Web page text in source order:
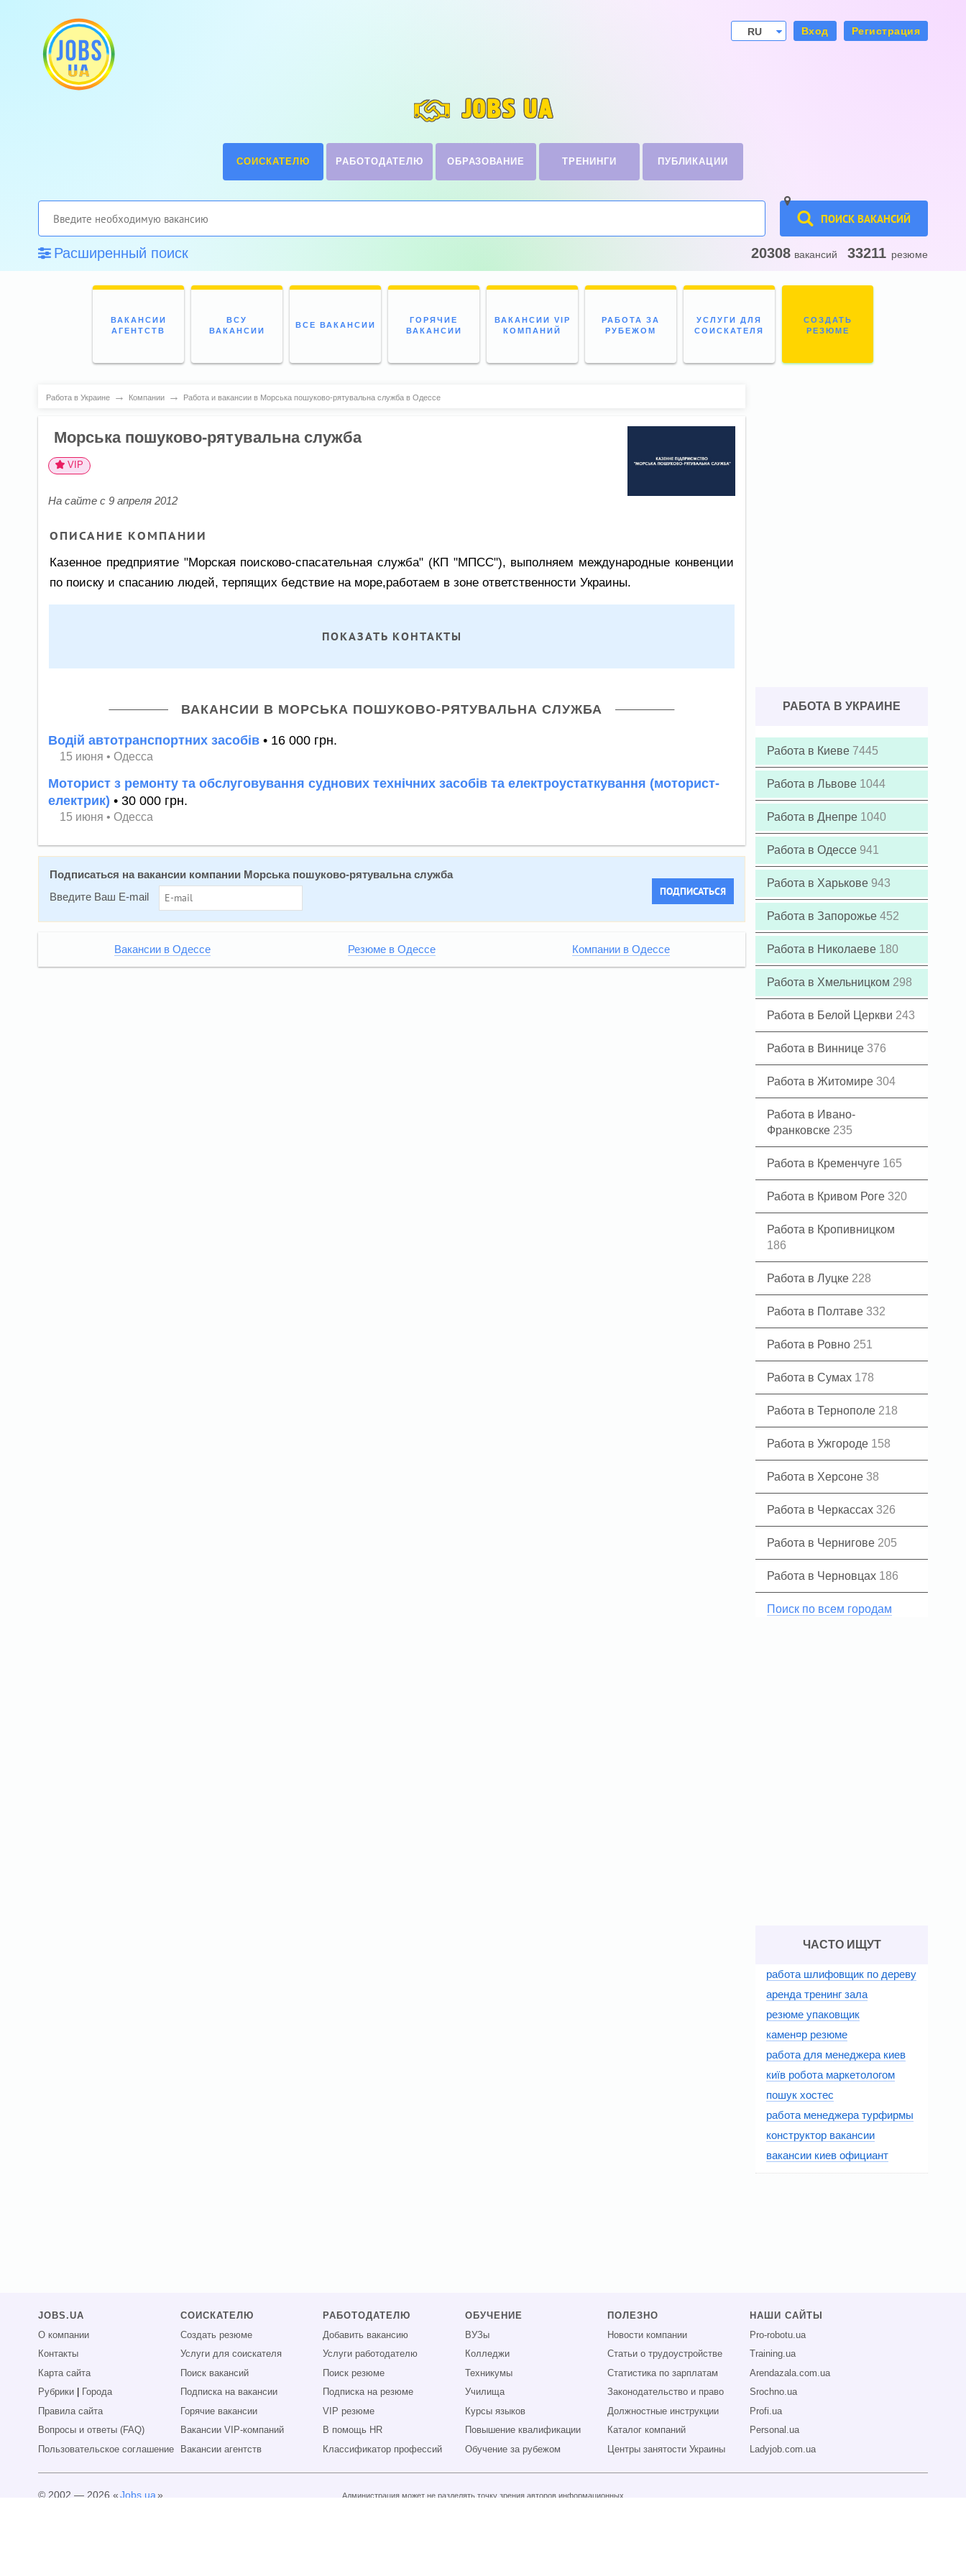
RU
Вход Регистрация
JOBS UA
СОИСКАТЕЛЮ РАБОТОДАТЕЛЮ ОБРАЗОВАНИЕ ТРЕНИНГИ ПУБЛИКАЦИИ
ПОИСК ВАКАНСИЙ
Расширенный поиск 20308 вакансий 33211 резюме
ВАКАНСИИ
АГЕНТСТВ
ВСУ
ВАКАНСИИ
ВСЕ ВАКАНСИИ
ГОРЯЧИЕ
ВАКАНСИИ
ВАКАНСИИ VIP
КОМПАНИЙ
РАБОТА ЗА
РУБЕЖОМ
УСЛУГИ ДЛЯ
СОИСКАТЕЛЯ
СОЗДАТЬ
РЕЗЮМЕ
Работа в Украине → Компании → Работа и вакансии в Морська пошуково-рятувальна служба в Одессе
Морська пошуково-рятувальна служба
VIP
На сайте с 9 апреля 2012
ОПИСАНИЕ КОМПАНИИ
Казенное предприятие "Морская поисково-спасательная служба" (КП "МПСС"), выполняем международные конвенции
по поиску и спасанию людей, терпящих бедствие на море,работаем в зоне ответственности Украины.
ПОКАЗАТЬ КОНТАКТЫ
ВАКАНСИИ В МОРСЬКА ПОШУКОВО-РЯТУВАЛЬНА СЛУЖБА
Водій автотранспортних засобів • 16 000 грн.
15 июня • Одесса
Моторист з ремонту та обслуговування суднових технічних засобів та електроустаткування (моторист-
електрик) • 30 000 грн.
15 июня • Одесса
Подписаться на вакансии компании Морська пошуково-рятувальна служба
Введите Ваш E-mail
ПОДПИСАТЬСЯ
Вакансии в Одессе Резюме в Одессе Компании в Одессе
РАБОТА В УКРАИНЕ
Работа в Киеве 7445
Работа в Львове 1044
Работа в Днепре 1040
Работа в Одессе 941
Работа в Харькове 943
Работа в Запорожье 452
Работа в Николаеве 180
Работа в Хмельницком 298
Работа в Белой Церкви 243
Работа в Виннице 376
Работа в Житомире 304
Работа в Ивано-
Франковске 235
Работа в Кременчуге 165
Работа в Кривом Роге 320
Работа в Кропивницком
186
Работа в Луцке 228
Работа в Полтаве 332
Работа в Ровно 251
Работа в Сумах 178
Работа в Тернополе 218
Работа в Ужгороде 158
Работа в Херсоне 38
Работа в Черкассах 326
Работа в Чернигове 205
Работа в Черновцах 186
Поиск по всем городам
ЧАСТО ИЩУТ
работа шлифовщик по дереву
аренда тренинг зала
резюме упаковщик
камен¤р резюме
работа для менеджера киев
київ робота маркетологом
пошук хостес
работа менеджера турфирмы
конструктор вакансии
вакансии киев официант
JOBS.UA
О компании
Контакты
Карта сайта
Рубрики
Города
Правила сайта
Вопросы и ответы (FAQ)
Пользовательское соглашение
СОИСКАТЕЛЮ
Создать резюме
Услуги для соискателя
Поиск вакансий
Подписка на вакансии
Горячие вакансии
Вакансии VIP-компаний
Вакансии агентств
РАБОТОДАТЕЛЮ
Добавить вакансию
Услуги работодателю
Поиск резюме
Подписка на резюме
VIP резюме
В помощь HR
Классификатор профессий
ОБУЧЕНИЕ
ВУЗы
Колледжи
Техникумы
Училища
Курсы языков
Повышение квалификации
Обучение за рубежом
ПОЛЕЗНО
Новости компании
Статьи о трудоустройстве
Статистика по зарплатам
Законодательство и право
Должностные инструкции
Каталог компаний
Центры занятости Украины
НАШИ САЙТЫ
Pro-robotu.ua
Training.ua
Arendazala.com.ua
Srochno.ua
Profi.ua
Personal.ua
Ladyjob.com.ua
© 2002 — 2026 «Jobs.ua»
Администрация может не разделять точку зрения авторов информационных